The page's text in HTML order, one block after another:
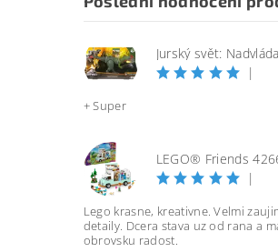
|
+ Super
|
Lego krasne, kreativne. Velmi
detaily. Dcera stava uz od rana a
obrovsku radost.